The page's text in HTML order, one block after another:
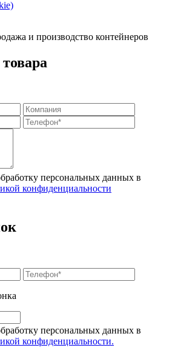
и производство контейнеров
персональных данных в
конфиденциальности
персональных данных в
конфиденциальности.